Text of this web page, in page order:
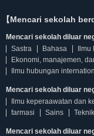
【Mencari sekolah
Mencari sekolah diluar
Sastra
Bahasa
Ekonomi, manajemen,
Ilmu hubungan
Mencari sekolah diluar
Ilmu keperaawatan dan
farmasi
Sains Teknik
Mencari sekolah diluar